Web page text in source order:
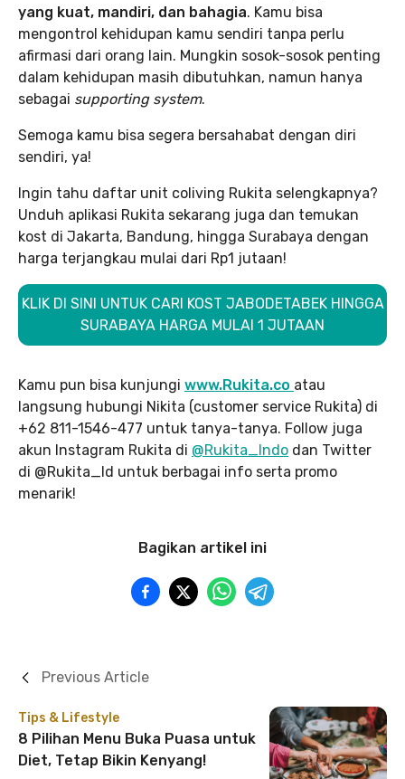
yang kuat, mandiri, dan bahagia. Kamu bisa
mengontrol kehidupan kamu sendiri tanpa perlu
afirmasi dari orang lain. Mungkin sosok-sosok penting
dalam kehidupan masih dibutuhkan, namun hanya
sebagai supporting system.
Semoga kamu bisa segera bersahabat dengan diri
sendiri, ya!
Ingin tahu daftar unit coliving Rukita selengkapnya?
Unduh aplikasi Rukita sekarang juga dan temukan
kost di Jakarta, Bandung, hingga Surabaya dengan
harga terjangkau mulai dari Rp1 jutaan!
KLIK DI SINI UNTUK CARI KOST JABODETABEK HINGGA
SURABAYA HARGA MULAI 1 JUTAAN
Kamu pun bisa kunjungi www.Rukita.co atau
langsung hubungi Nikita (customer service Rukita) di
+62 811-1546-477 untuk tanya-tanya. Follow juga
akun Instagram Rukita di @Rukita_Indo dan Twitter
di @Rukita_Id untuk berbagai info serta promo
menarik!
Bagikan artikel ini
Tips & Lifestyle
8 Pilihan Menu Buka Puasa untuk
Diet, Tetap Bikin Kenyang!
Previous Article